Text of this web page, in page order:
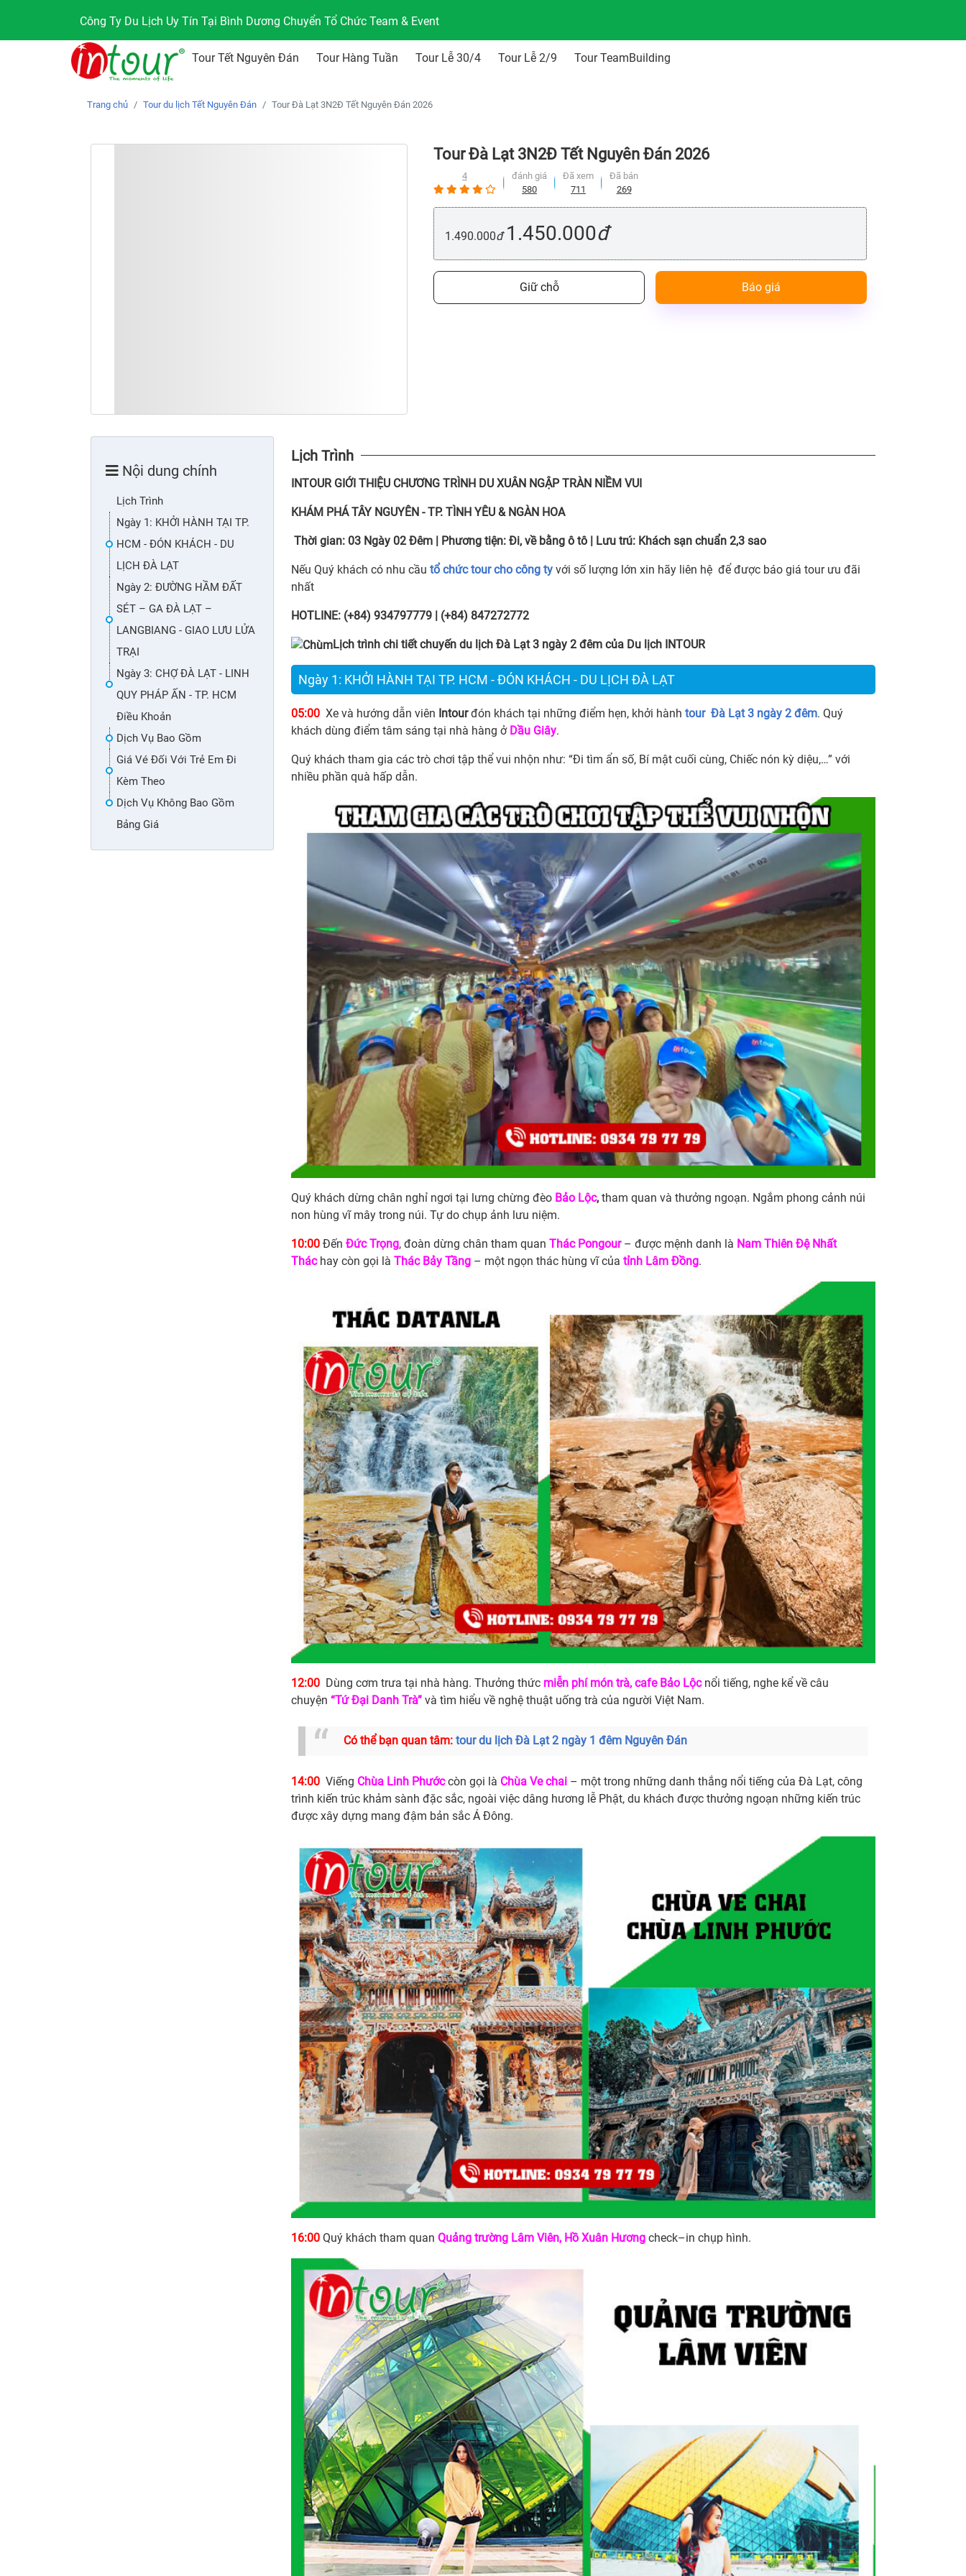
Công Ty Du Lịch Uy Tín Tại Bình Dương Chuyển Tổ Chức Team & Event
Tour Tết Nguyên Đán Tour Hàng Tuần Tour Lễ 30/4 Tour Lễ 2/9 Tour TeamBuilding
Trang chủ Tour du lịch Tết Nguyên Đán Tour Đà Lạt 3N2Đ Tết Nguyên Đán 2026
Tour Đà Lạt 3N2Đ Tết Nguyên Đán 2026
4
đánh giá
580
Đã xem
711
Đã bán
269
1.490.000đ 1.450.000đ
Giữ chỗ Báo giá
Nội dung chính
Lịch Trình
Ngày 1: KHỞI HÀNH TẠI TP.
HCM - ĐÓN KHÁCH - DU
LỊCH ĐÀ LẠT
Ngày 2: ĐƯỜNG HẦM ĐẤT
SÉT – GA ĐÀ LẠT –
LANGBIANG - GIAO LƯU LỬA
TRẠI
Ngày 3: CHỢ ĐÀ LẠT - LINH
QUY PHÁP ẤN - TP. HCM
Điều Khoản
Dịch Vụ Bao Gồm
Giá Vé Đối Với Trẻ Em Đi
Kèm Theo
Dịch Vụ Không Bao Gồm
Bảng Giá
Lịch Trình
INTOUR GIỚI THIỆU CHƯƠNG TRÌNH DU XUÂN NGẬP TRÀN NIỀM VUI
KHÁM PHÁ TÂY NGUYÊN -TP. TÌNH YÊU & NGÀN HOA
Thời gian: 03 Ngày 02 Đêm | Phương tiện: Đi, về bằng ô tô | Lưu trú: Khách sạn chuẩn 2,3 sao
Nếu Quý khách có nhu cầu tổ chức tour cho công ty với số lượng lớn xin hãy liên hệ để được báo giá tour ưu đãi
nhất
HOTLINE: (+84) 934797779 | (+84) 847272772
Lịch trình chi tiết chuyến du lịch Đà Lạt 3 ngày 2 đêm của Du lịch INTOUR
Ngày 1: KHỞI HÀNH TẠI TP. HCM - ĐÓN KHÁCH - DU LỊCH ĐÀ LẠT
05:00 Xe và hướng dẫn viên Intourđón khách tại những điểm hẹn, khởi hành tour Đà Lạt 3 ngày 2 đêm. Quý
khách dùng điểm tâm sáng tại nhà hàng ở Dầu Giây.
Quý khách tham gia các trò chơi tập thể vui nhộn như: “Đi tìm ẩn số, Bí mật cuối cùng, Chiếc nón kỳ diệu,…” với
nhiều phần quà hấp dẫn.
Quý khách dừng chân nghỉ ngơi tại lưng chừng đèo Bảo Lộc, tham quan và thưởng ngoạn. Ngắm phong cảnh núi
non hùng vĩ mây trong núi. Tự do chụp ảnh lưu niệm.
10:00 Đến Đức Trọng, đoàn dừng chân tham quan Thác Pongour – được mệnh danh là Nam Thiên Đệ Nhất
Thác hay còn gọi là Thác Bảy Tầng – một ngọn thác hùng vĩ của tỉnh Lâm Đồng.
12:00 Dùng cơm trưa tại nhà hàng. Thưởng thức miễn phí món trà, cafe Bảo Lộcnổi tiếng, nghe kể về câu
chuyện “Tứ Đại Danh Trà” và tìm hiểu về nghệ thuật uống trà của người Việt Nam.
Có thể bạn quan tâm: tour du lịch Đà Lạt 2 ngày 1 đêm Nguyên Đán
14:00 Viếng Chùa Linh Phướccòn gọi là Chùa Ve chai – một trong những danh thắng nổi tiếng của Đà Lạt, công
trình kiến trúc khảm sành đặc sắc, ngoài việc dâng hương lễ Phật, du khách được thưởng ngoạn những kiến trúc
được xây dựng mang đậm bản sắc Á Đông.
16:00 Quý khách tham quan Quảng trường Lâm Viên, Hồ Xuân Hương check–in chụp hình.